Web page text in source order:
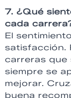
7. ¿Qué
cada
El
satisfacción.
carreras que
siempre se
mejorar.
buena